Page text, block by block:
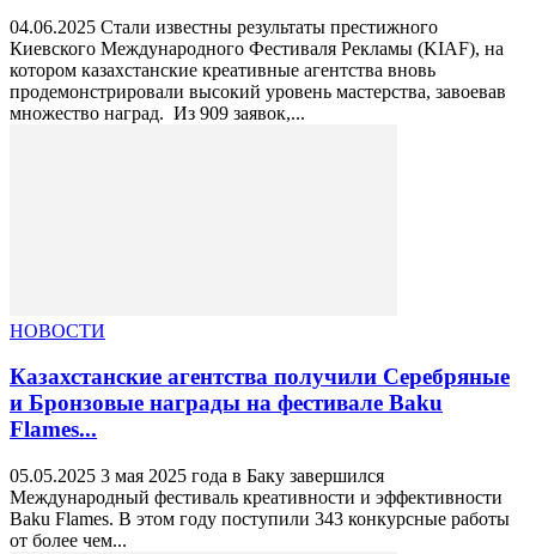
04.06.2025 Стали известны результаты престижного
Киевского Международного Фестиваля Рекламы (KIAF), на
котором казахстанские креативные агентства вновь
продемонстрировали высокий уровень мастерства, завоевав
множество наград. Из 909 заявок,...
НОВОСТИ
Казахстанские агентства получили Серебряные
и Бронзовые награды на фестивале Baku
Flames...
05.05.2025 3 мая 2025 года в Баку завершился
Международный фестиваль креативности и эффективности
Baku Flames. В этом году поступили 343 конкурсные работы
от более чем...